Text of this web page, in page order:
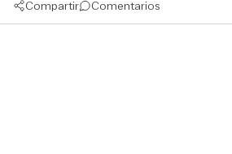
Compartir Comentarios